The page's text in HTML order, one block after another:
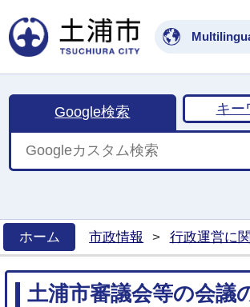
土浦
Google検索 キー
ホーム
市政情報 > 行政運営に
土浦市審議会等の会議